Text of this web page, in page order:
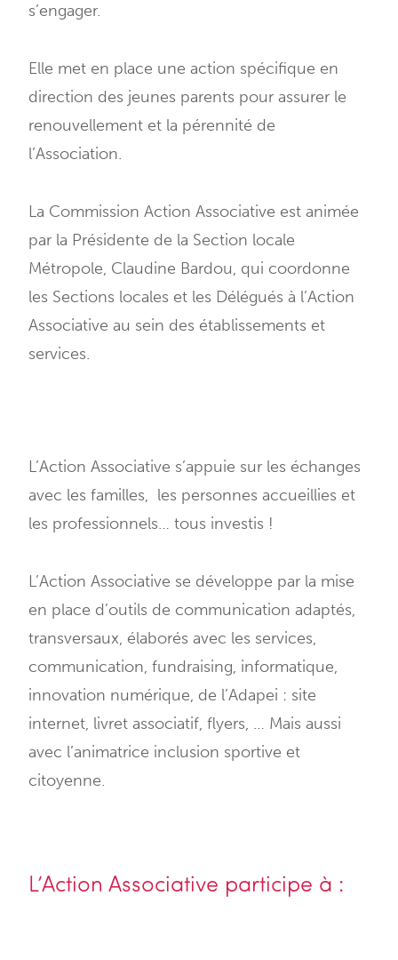
s’engager.
Elle met en place une action spécifique en
direction des jeunes parents pour assurer le
renouvellement et la pérennité de
l’Association.
La Commission Action Associative est animée
par la Présidente de la Section locale
Métropole, Claudine Bardou, qui coordonne
les Sections locales et les Délégués à l’Action
Associative au sein des établissements et
services.
L’Action Associative s’appuie sur les échanges
avec les familles, les personnes accueillies et
les professionnels… tous investis !
L’Action Associative se développe par la mise
en place d’outils de communication adaptés,
transversaux, élaborés avec les services,
communication, fundraising, informatique,
innovation numérique, de l’Adapei : site
internet, livret associatif, flyers, … Mais aussi
avec l’animatrice inclusion sportive et
citoyenne.
L’Action Associative participe à :